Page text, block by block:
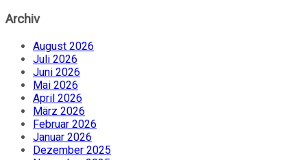
Archiv
August 2026
Juli 2026
Juni 2026
Mai 2026
April 2026
März 2026
Februar 2026
Januar 2026
Dezember 2025